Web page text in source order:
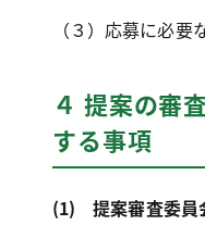
（３）応募に必要
４ 提案の審
する事項
(1) 提案審査委員